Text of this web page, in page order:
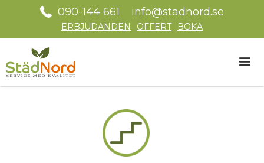
090-144 661 info@stadnord.se
ERBJUDANDEN OFFERT BOKA